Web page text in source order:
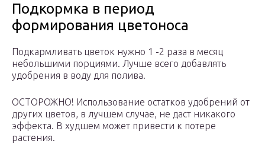
Подкормка в период
формирования цветоноса
Подкармливать цветок нужно 1 -2 раза в месяц
небольшими порциями. Лучше всего добавлять
удобрения в воду для полива.
ОСТОРОЖНО! Использование остатков удобрений от
других цветов, в лучшем случае, не даст никакого
эффекта. В худшем может привести к потере
растения.